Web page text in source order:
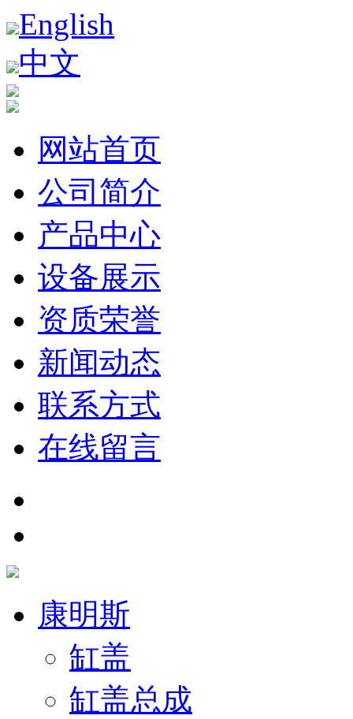
English
中文
网站首页
公司简介
产品中心
设备展示
资质荣誉
新闻动态
联系方式
在线留言
康明斯
缸盖
缸盖总成